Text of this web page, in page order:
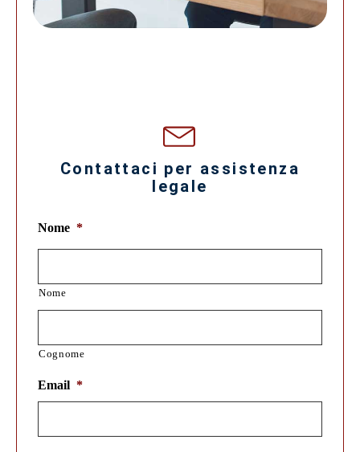
Contattaci per assistenza
legale
Nome *
Nome
Cognome
Email *